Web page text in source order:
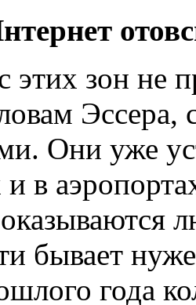
этих зон не
Эссера,
Они уже
и в
бывает
года